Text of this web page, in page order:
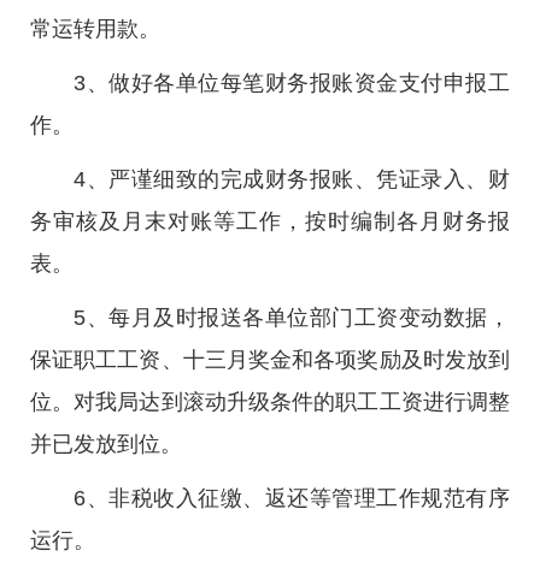
常运转用款。
3、做好各单位每笔财务报账资金支付申报工
作。
4、严谨细致的完成财务报账、凭证录入、财
务审核及月末对账等工作，按时编制各月财务报
表。
5、每月及时报送各单位部门工资变动数据，
保证职工工资、十三月奖金和各项奖励及时发放到
位。对我局达到滚动升级条件的职工工资进行调整
并已发放到位。
6、非税收入征缴、返还等管理工作规范有序
运行。